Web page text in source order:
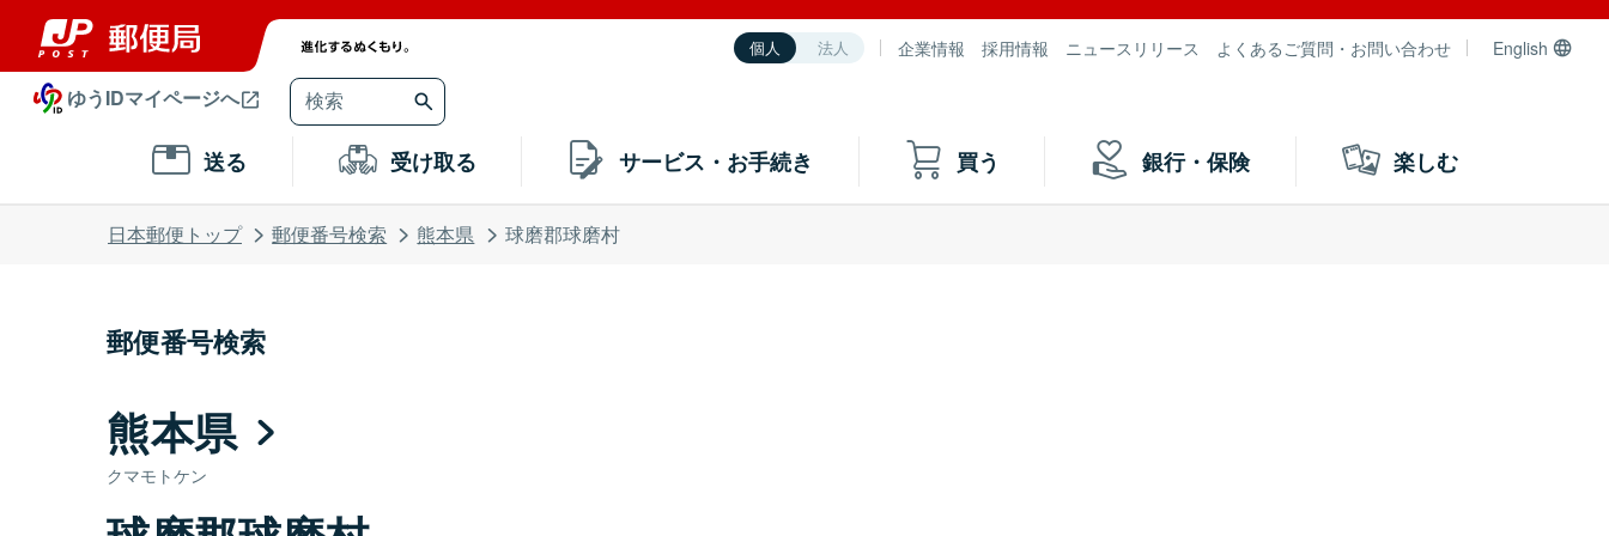
個人 法人 企業情報 採用情報 ニュースリリース よくあるご質問・お問い合わせ English
ゆうIDマイページへ
送る 受け取る サービス・お手続き 買う 銀行・保険 楽しむ
日本郵便トップ 郵便番号検索 熊本県 球磨郡球磨村
郵便番号検索
熊本県
クマモトケン